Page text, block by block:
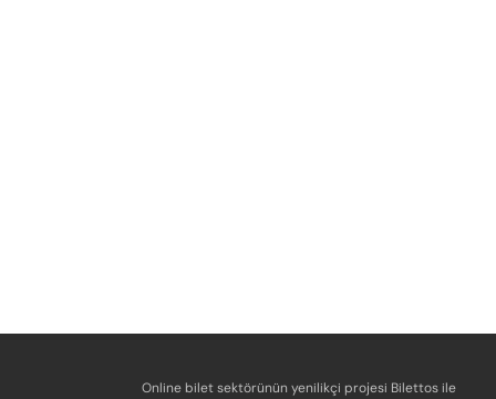
Online bilet sektörünün yenilikçi projesi Bilettos ile